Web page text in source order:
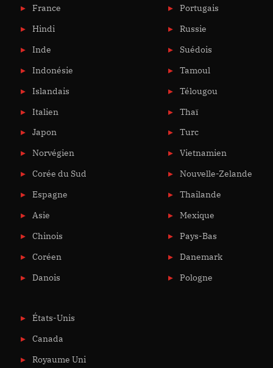
France
Hindi
Inde
Indonésie
Islandais
Italien
Japon
Norvégien
Corée du Sud
Espagne
Asie
Chinois
Coréen
Danois
Portugais
Russie
Suédois
Tamoul
Télougou
Thaï
Turc
Vietnamien
Nouvelle-Zelande
Thailande
Mexique
Pays-Bas
Danemark
Pologne
États-Unis
Canada
Royaume Uni